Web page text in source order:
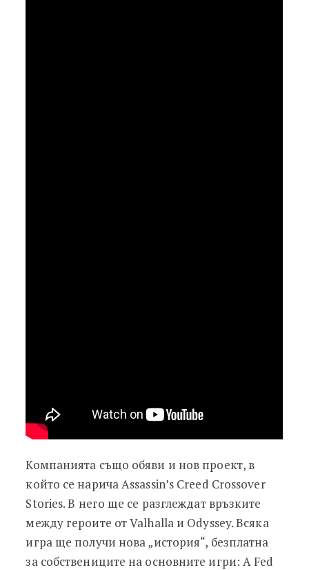
Компанията също обяви и нов проект, в
който се нарича Assassin’s Creed Crossover
Stories. В него ще се разглеждат връзките
между героите от Valhalla и Odyssey. Всяка
игра ще получи нова „история“, безплатна
за собствениците на основните игри: A Fed